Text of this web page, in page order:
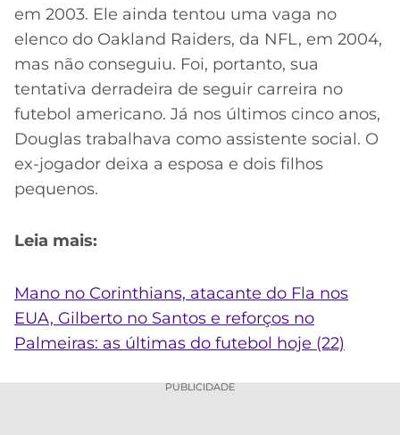
em 2003. Ele ainda tentou uma vaga no
elenco do Oakland Raiders, da NFL, em 2004,
mas não conseguiu. Foi, portanto, sua
tentativa derradeira de seguir carreira no
futebol americano. Já nos últimos cinco anos,
Douglas trabalhava como assistente social. O
ex-jogador deixa a esposa e dois filhos
pequenos.
Leia mais:
Mano no Corinthians, atacante do Fla nos
EUA, Gilberto no Santos e reforços no
Palmeiras: as últimas do futebol hoje (22)
PUBLICIDADE